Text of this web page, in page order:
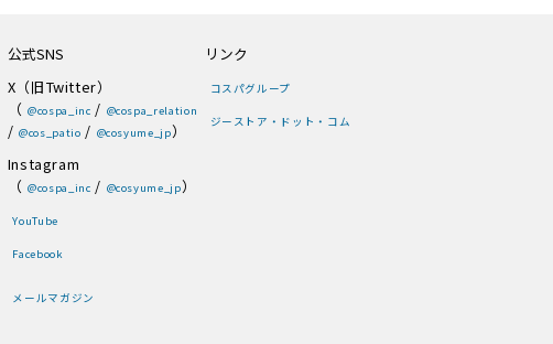
公式SNS
X（旧Twitter）
（ @cospa_inc / @cospa_relation
/ @cos_patio / @cosyume_jp）
Instagram
（ @cospa_inc / @cosyume_jp）
YouTube
Facebook
メールマガジン
リンク
コスパグループ
ジーストア・ドット・コム